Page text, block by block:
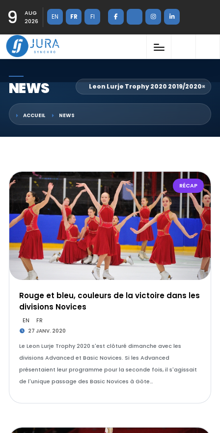
9
AUG
2026
EN FR FI
NEWS Leon Lurje Trophy 2020 2019/2020×
ACCUEIL NEWS
RÉCAP
Rouge et bleu, couleurs de la victoire dans les
divisions Novices
EN FR
27 JANV. 2020
Le Leon Lurje Trophy 2020 s'est clôturé dimanche avec les
divisions Advanced et Basic Novices. Si les Advanced
présentaient leur programme pour la seconde fois, il s'agissait
de l'unique passage des Basic Novices à Göte…